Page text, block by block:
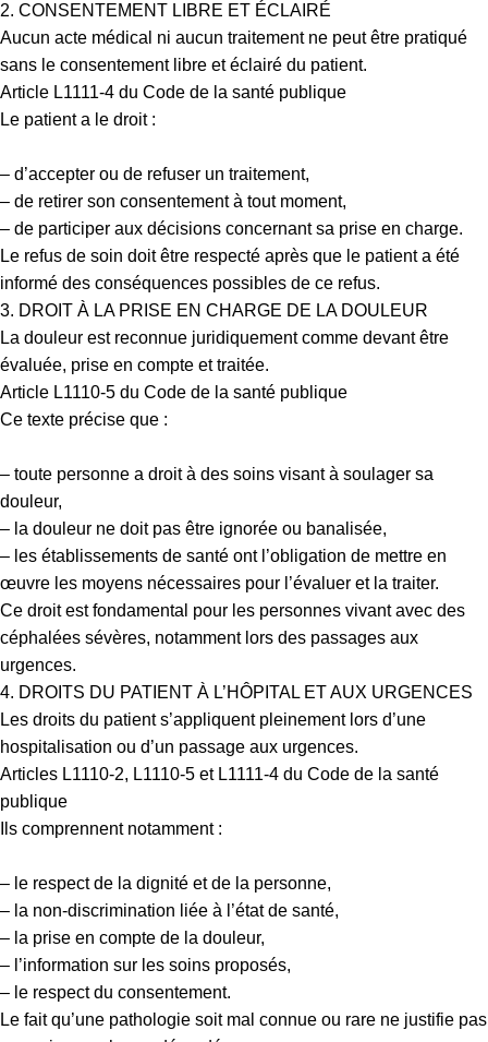
2. CONSENTEMENT LIBRE ET ÉCLAIRÉ
Aucun acte médical ni aucun traitement ne peut être pratiqué
sans le consentement libre et éclairé du patient.
Article L1111-4 du Code de la santé publique
Le patient a le droit :
– d’accepter ou de refuser un traitement,
– de retirer son consentement à tout moment,
– de participer aux décisions concernant sa prise en charge.
Le refus de soin doit être respecté après que le patient a été
informé des conséquences possibles de ce refus.
3. DROIT À LA PRISE EN CHARGE DE LA DOULEUR
La douleur est reconnue juridiquement comme devant être
évaluée, prise en compte et traitée.
Article L1110-5 du Code de la santé publique
Ce texte précise que :
– toute personne a droit à des soins visant à soulager sa
douleur,
– la douleur ne doit pas être ignorée ou banalisée,
– les établissements de santé ont l’obligation de mettre en
œuvre les moyens nécessaires pour l’évaluer et la traiter.
Ce droit est fondamental pour les personnes vivant avec des
céphalées sévères, notamment lors des passages aux
urgences.
4. DROITS DU PATIENT À L’HÔPITAL ET AUX URGENCES
Les droits du patient s’appliquent pleinement lors d’une
hospitalisation ou d’un passage aux urgences.
Articles L1110-2, L1110-5 et L1111-4 du Code de la santé
publique
Ils comprennent notamment :
– le respect de la dignité et de la personne,
– la non-discrimination liée à l’état de santé,
– la prise en compte de la douleur,
– l’information sur les soins proposés,
– le respect du consentement.
Le fait qu’une pathologie soit mal connue ou rare ne justifie pas